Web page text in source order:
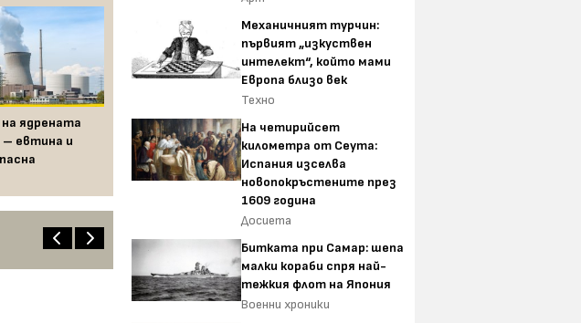
ядрената
– евтина и
Механичният турчин:
първият „изкуствен
интелект“, който мами
Европа близо век
Техно
На четирийсет
километра от Сеута:
Испания изселва
новопокръстените през
1609 година
Досиета
Битката при Самар: шепа
малки кораби спря най-
тежкия флот на Япония
Военни хроники